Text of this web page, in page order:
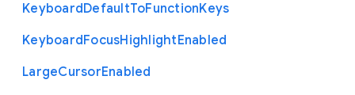
KeyboardDefaultToFunctionKeys
KeyboardFocusHighlightEnabled
LargeCursorEnabled